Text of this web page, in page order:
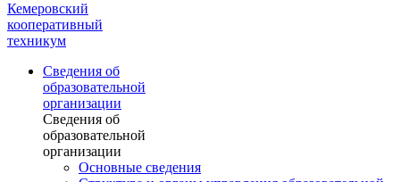
Кемеровский
кооперативный
техникум
Сведения об
образовательной
организации
Сведения об
образовательной
организации
Основные сведения